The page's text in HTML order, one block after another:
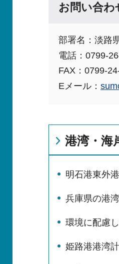
お問い合わ
部署名：淡路
電話：0799-
FAX：0799-
Eメール：
港湾・海
明石港東外
兵庫県の港
環境に配慮
姫路港港湾